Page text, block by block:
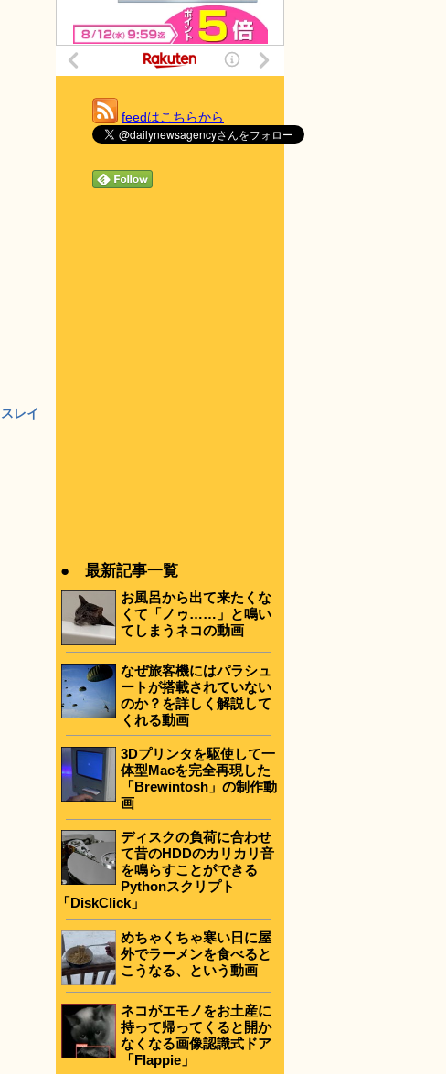
スレイ
feedはこちらから
● 最新記事一覧
お風呂から出て来たくな
くて「ノゥ……」と鳴い
てしまうネコの動画
なぜ旅客機にはパラシュ
ートが搭載されていない
のか？を詳しく解説して
くれる動画
3Dプリンタを駆使して一
体型Macを完全再現した
「Brewintosh」の制作動
画
ディスクの負荷に合わせ
て昔のHDDのカリカリ音
を鳴らすことができる
Pythonスクリプト
「DiskClick」
めちゃくちゃ寒い日に屋
外でラーメンを食べると
こうなる、という動画
ネコがエモノをお土産に
持って帰ってくると開か
なくなる画像認識式ドア
「Flappie」